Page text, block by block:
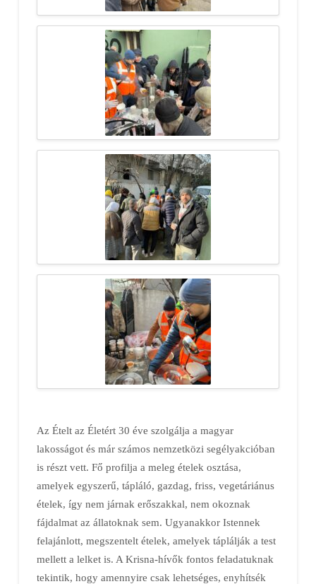
Az Ételt az Életért 30 éve szolgálja a magyar
lakosságot és már számos nemzetközi segélyakcióban
is részt vett. Fő profilja a meleg ételek osztása,
amelyek egyszerű, tápláló, gazdag, friss, vegetáriánus
ételek, így nem járnak erőszakkal, nem okoznak
fájdalmat az állatoknak sem. Ugyanakkor Istennek
felajánlott, megszentelt ételek, amelyek táplálják a test
mellett a lelket is. A Krisna-hívők fontos feladatuknak
tekintik, hogy amennyire csak lehetséges, enyhítsék